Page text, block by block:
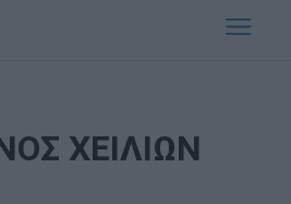
ΧΕΙΛΙΩΝ